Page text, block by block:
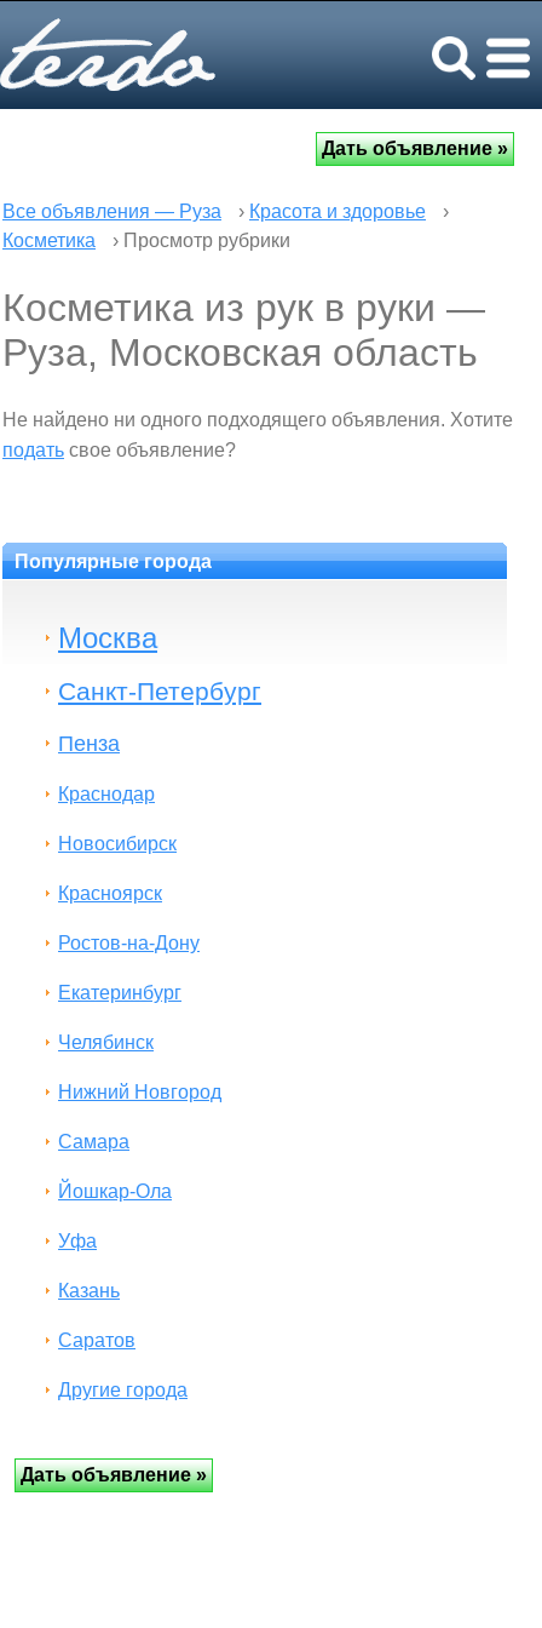
Все объявления — Руза › Красота и здоровье
›
Косметика
› Просмотр рубрики
Косметика из рук в руки —
Руза, Московская область
Не найдено ни одного подходящего объявления. Хотите
подать свое объявление?
Популярные города
Москва
Санкт-Петербург
Пенза
Краснодар
Новосибирск
Красноярск
Ростов-на-Дону
Екатеринбург
Челябинск
Нижний Новгород
Самара
Йошкар-Ола
Уфа
Казань
Саратов
Другие города